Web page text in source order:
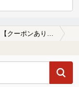
【クーポンあり】冷え性に効能がある孝子駅近くの温泉、日帰り温泉、スーパー銭湯おすすめ